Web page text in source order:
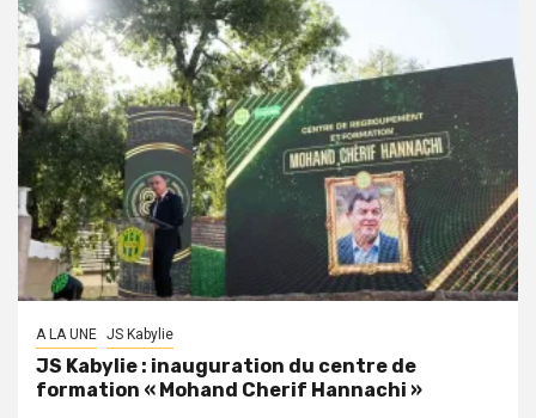
A LA UNE JS Kabylie
JS Kabylie : inauguration du centre de
formation « Mohand Cherif Hannachi »